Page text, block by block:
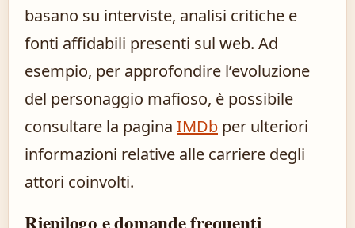
basano su interviste, analisi critiche e
fonti affidabili presenti sul web. Ad
esempio, per approfondire l’evoluzione
del personaggio mafioso, è possibile
consultare la pagina IMDb per ulteriori
informazioni relative alle carriere degli
attori coinvolti.